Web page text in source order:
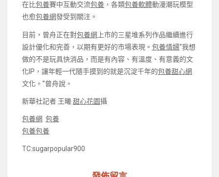
在比包養賽中互動交流包養 ，各類包養軟體動漫潮玩模型
也愈包養網發受到關注。
目前，曾舟正在對包養網 上市的三星堆系列作品繼續進行
設計優化和完善，以期有更好的市場表現。 包養情婦“我想
做的不是玩具快消品，而是有內容、有溫度、有意義的文
化IP，讓年輕一代隨手摸到的就是沉淀千年的包養甜心網
文化。”曾舟說。
新華社記者 王曦甜心花園攝
包養網 包養
包養包養
TC:sugarpopular900